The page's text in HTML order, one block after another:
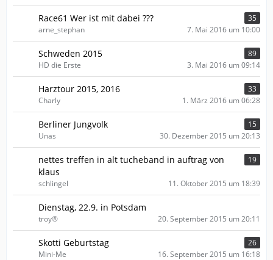
Race61 Wer ist mit dabei ???
35
arne_stephan
7. Mai 2016 um 10:00
Schweden 2015
89
HD die Erste
3. Mai 2016 um 09:14
Harztour 2015, 2016
33
Charly
1. März 2016 um 06:28
Berliner Jungvolk
15
Unas
30. Dezember 2015 um 20:13
nettes treffen in alt tucheband in auftrag von
klaus
19
schlingel 11. Oktober 2015 um 18:39
Dienstag, 22.9. in Potsdam
troy® 20. September 2015 um 20:11
Skotti Geburtstag
26
Mini-Me
16. September 2015 um 16:18